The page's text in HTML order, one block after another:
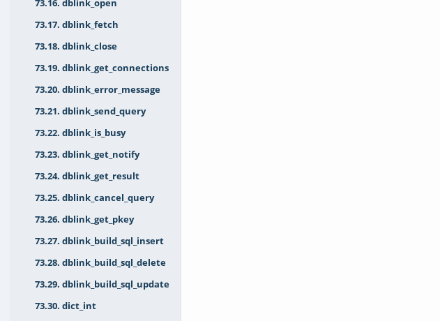
73.16. dblink_open
73.17. dblink_fetch
73.18. dblink_close
73.19. dblink_get_connections
73.20. dblink_error_message
73.21. dblink_send_query
73.22. dblink_is_busy
73.23. dblink_get_notify
73.24. dblink_get_result
73.25. dblink_cancel_query
73.26. dblink_get_pkey
73.27. dblink_build_sql_insert
73.28. dblink_build_sql_delete
73.29. dblink_build_sql_update
73.30. dict_int